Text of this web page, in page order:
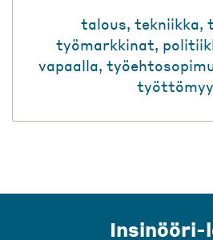
talous, tekniikka,
työmarkkinat,
vapaalla,
Insinööri-